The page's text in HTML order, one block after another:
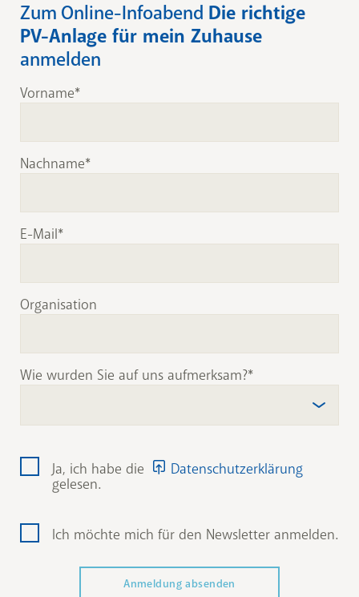
Zum Online-Infoabend Die richtige
PV-Anlage für mein Zuhause
anmelden
Vorname
Nachname
E-Mail
Organisation
Wie wurden Sie auf uns aufmerksam?
Ja, ich habe die
Datenschutzerklärung
gelesen.
Ich möchte mich für den Newsletter anmelden.